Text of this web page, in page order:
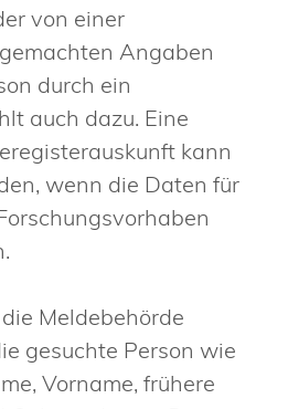
von einer
Angaben
durch ein
auch dazu. Eine
kann
wenn die Daten für
Meldebehörde
gesuchte Person wie
Vorname, frühere